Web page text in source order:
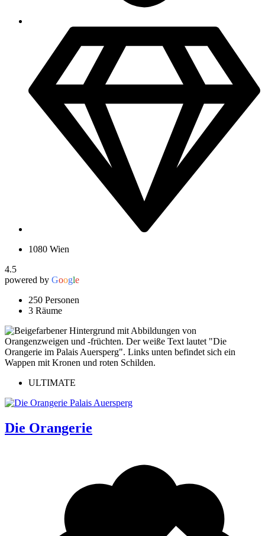
1080 Wien
4.5
powered by Google
250 Personen
3 Räume
ULTIMATE
Die Orangerie